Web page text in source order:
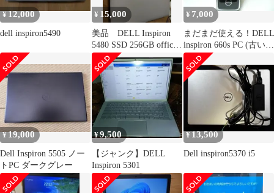
¥12,000
dell inspiron5490
¥ 15,000
美品 DELL Inspiron
5480 SSD 256GB office
付
¥ 7,000
まだまだ使える！DELL
inspiron 660s PC (古いの
でジャンク）
¥19,000
Dell Inspiron 5505 ノー
トPC ダークグレー
¥9,500
【ジャンク】DELL
Inspiron 5301
¥13,500
Dell inspiron5370 i5